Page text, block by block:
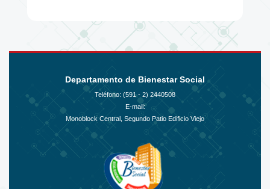
Departamento de Bienestar Social
Teléfono: (591 - 2) 2440508
E-mail:
Monoblock Central, Segundo Patio Edificio Viejo